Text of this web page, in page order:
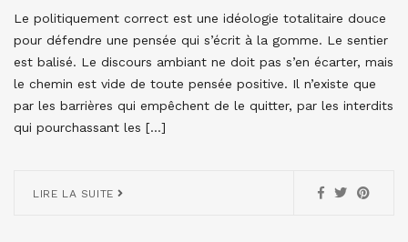
Le politiquement correct est une idéologie totalitaire douce
pour défendre une pensée qui s’écrit à la gomme. Le sentier
est balisé. Le discours ambiant ne doit pas s’en écarter, mais
le chemin est vide de toute pensée positive. Il n’existe que
par les barrières qui empêchent de le quitter, par les interdits
qui pourchassant les […]
LIRE LA SUITE